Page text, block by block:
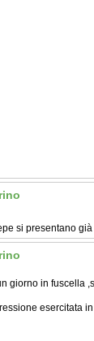
si presentano
giorno in fuscella
esercitata